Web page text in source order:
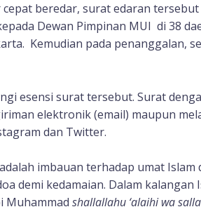
beredar, surat edaran
Dewan Pimpinan MUI di 38
Kemudian pada penanggalan,
esensi surat tersebut. Surat
elektronik (email) maupun
dan Twitter.
imbauan terhadap umat
demi kedamaian. Dalam kalangan
Muhammad shallallahu ‘alaihi wa